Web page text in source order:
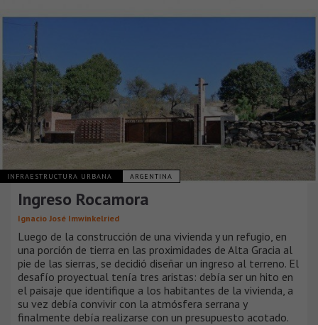
INFRAESTRUCTURA URBANA ARGENTINA
Ingreso Rocamora
Ignacio José Imwinkelried
Luego de la construcción de una vivienda y un refugio, en
una porción de tierra en las proximidades de Alta Gracia al
pie de las sierras, se decidió diseñar un ingreso al terreno. El
desafío proyectual tenía tres aristas: debía ser un hito en
el paisaje que identifique a los habitantes de la vivienda, a
su vez debía convivir con la atmósfera serrana y
finalmente debía realizarse con un presupuesto acotado.